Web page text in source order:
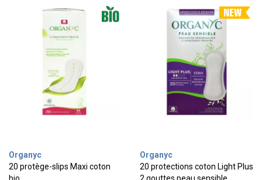
Organyc
20 protège-slips Maxi coton
Organyc
20 protections coton Light Plus